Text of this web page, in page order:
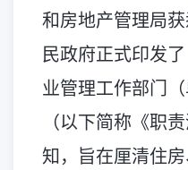
和房地产管理局
民政府正式印发
业管理工作部门
（以下简称《职
知，旨在厘清住